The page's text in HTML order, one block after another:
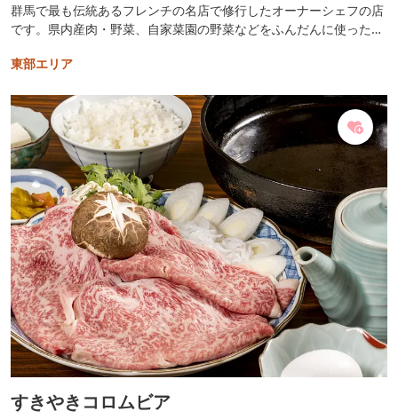
群馬で最も伝統あるフレンチの名店で修行したオーナーシェフの店
です。県内産肉・野菜、自家菜園の野菜などをふんだんに使った欧
消推進店です。
東部エリア
すきやきコロムビア